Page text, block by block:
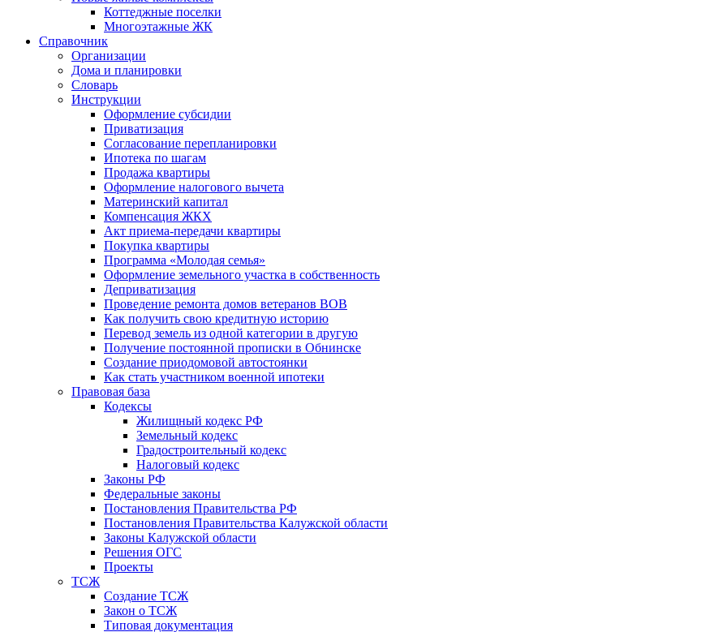
Коттеджные поселки
Многоэтажные ЖК
Справочник
Организации
Дома и планировки
Словарь
Инструкции
Оформление субсидии
Приватизация
Согласование перепланировки
Ипотека по шагам
Продажа квартиры
Оформление налогового вычета
Материнский капитал
Компенсация ЖКХ
Акт приема-передачи квартиры
Покупка квартиры
Программа «Молодая семья»
Оформление земельного участка в собственность
Деприватизация
Проведение ремонта домов ветеранов ВОВ
Как получить свою кредитную историю
Перевод земель из одной категории в другую
Получение постоянной прописки в Обнинске
Создание приодомовой автостоянки
Как стать участником военной ипотеки
Правовая база
Кодексы
Жилищный кодекс РФ
Земельный кодекс
Градостроительный кодекс
Налоговый кодекс
Законы РФ
Федеральные законы
Постановления Правительства РФ
Постановления Правительства Калужской области
Законы Калужской области
Решения ОГС
Проекты
ТСЖ
Создание ТСЖ
Закон о ТСЖ
Типовая документация